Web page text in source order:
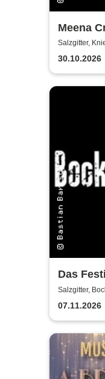
Meena
Salzgitter,
30.10.2026
Das
Salzgitter,
07.11.2026